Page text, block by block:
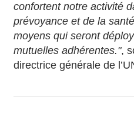
confortent notre activité
prévoyance et de la
moyens qui seront
mutuelles adhérentes.",
directrice générale de